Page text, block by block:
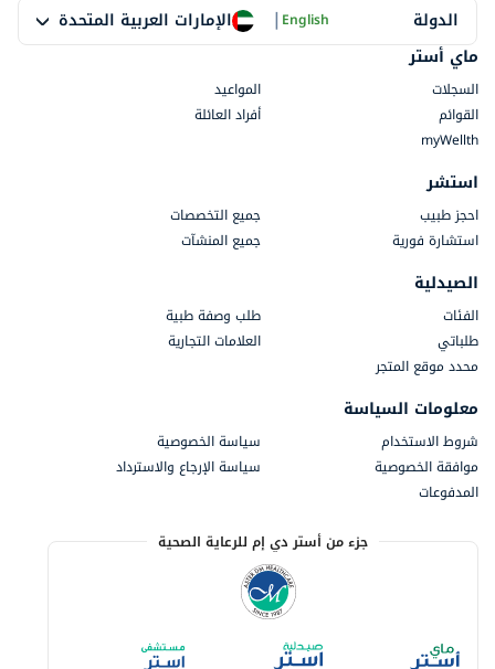
الدولة الإمارات العربية المتحدة |English
ماي أستر
السجلات
المواعيد
القوائم
أفراد العائلة
myWellth
استشر
احجز طبيب
جميع التخصصات
استشارة فورية
جميع المنشآت
الصيدلية
الفئات
طلب وصفة طبية
طلباتي
العلامات التجارية
محدد موقع المتجر
معلومات السياسة
شروط الاستخدام
سياسة الخصوصية
موافقة الخصوصية
سياسة الإرجاع والاسترداد
المدفوعات
جزء من أستر دي إم للرعاية الصحية